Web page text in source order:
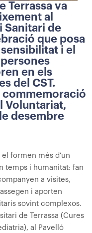
Terrassa va
al
Sanitari de
que posa
i el
en els
del CST.
commemoració
Voluntariat,
desembre
formen més d’un
temps i humanitat: fan
a visites,
i aporten
sovint complexos.
de Terrassa (Cures
al Pavelló